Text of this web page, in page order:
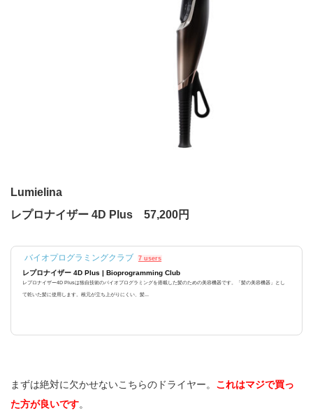
Lumielina
レプロナイザー 4D Plus 57,200円
バイオプログラミングクラブ 7 users
レプロナイザー 4D Plus | Bioprogramming Club
レプロナイザー4D Plusは独自技術のバイオプログラミングを搭載した髪のための美容機器です。「髪の美容機器」とし
て乾いた髪に使用します。根元が立ち上がりにくい、髪...
まずは絶対に欠かせないこちらのドライヤー。 これはマジで買っ
た方が良いです。